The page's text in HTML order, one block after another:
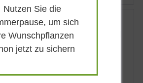
Aspirations'
Nutzen Sie die
um sich
Wunschpflanzen
jetzt zu sichern